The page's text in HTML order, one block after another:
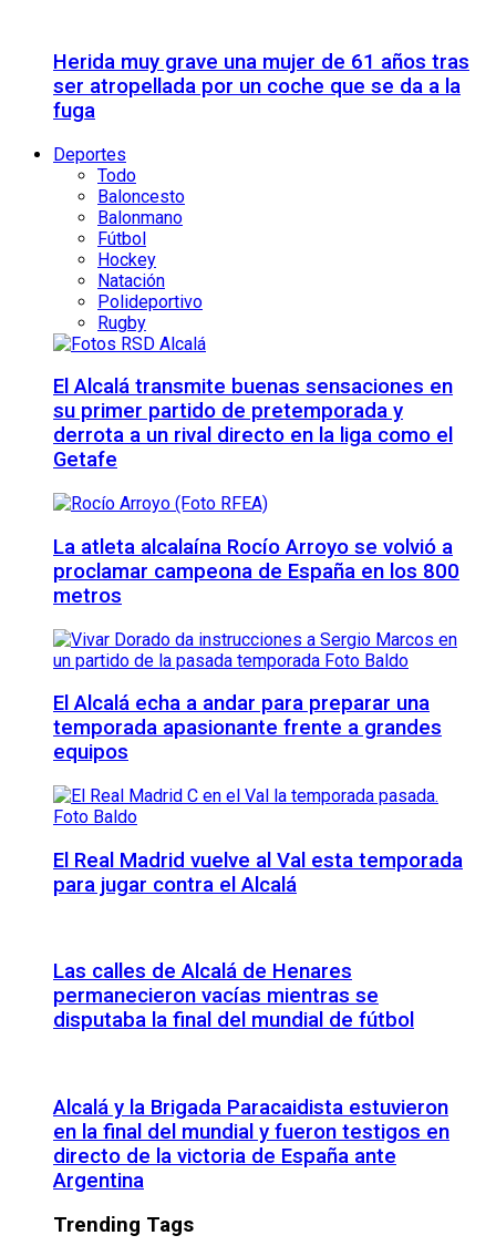
Herida muy grave una mujer de 61 años tras
ser atropellada por un coche que se da a la
fuga
Deportes
Todo
Baloncesto
Balonmano
Fútbol
Hockey
Natación
Polideportivo
Rugby
El Alcalá transmite buenas sensaciones en
su primer partido de pretemporada y
derrota a un rival directo en la liga como el
Getafe
La atleta alcalaína Rocío Arroyo se volvió a
proclamar campeona de España en los 800
metros
El Alcalá echa a andar para preparar una
temporada apasionante frente a grandes
equipos
El Real Madrid vuelve al Val esta temporada
para jugar contra el Alcalá
Las calles de Alcalá de Henares
permanecieron vacías mientras se
disputaba la final del mundial de fútbol
Alcalá y la Brigada Paracaidista estuvieron
en la final del mundial y fueron testigos en
directo de la victoria de España ante
Argentina
Trending Tags